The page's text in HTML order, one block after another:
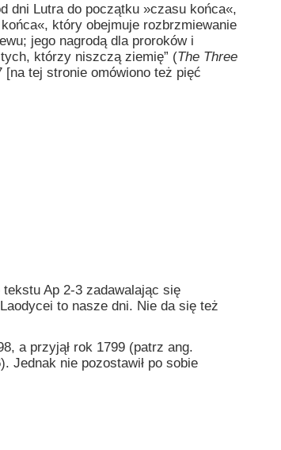
dni Lutra do początku »czasu końca«,
który obejmuje rozbrzmiewanie
jego nagrodą dla proroków i
którzy niszczą ziemię” (The Three
tej stronie omówiono też pięć
Ap 2-3 zadawalając się
to nasze dni. Nie da się też
a przyjął rok 1799 (patrz ang.
Jednak nie pozostawił po sobie